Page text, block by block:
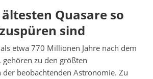
Quasare so
sind
etwa 770 Millionen Jahre nach dem
zu den größten
beobachtenden Astronomie. Zu